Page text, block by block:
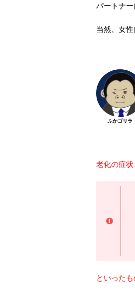
パートナ
当然、女
ふかゴリラ
老化の症状
といったも